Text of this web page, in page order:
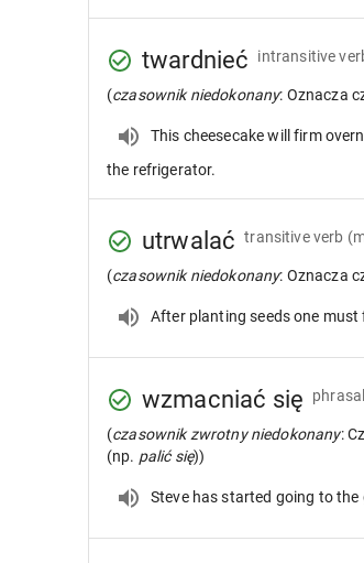
twardnieć intransitive
(czasownik niedokonany: Oznacza
This cheesecake will firm
the refrigerator.
utrwalać transitive verb
(czasownik niedokonany: Oznacza
After planting seeds one must
wzmacniać się
(czasownik zwrotny niedokonany:
(np. palić się))
Steve has started going to